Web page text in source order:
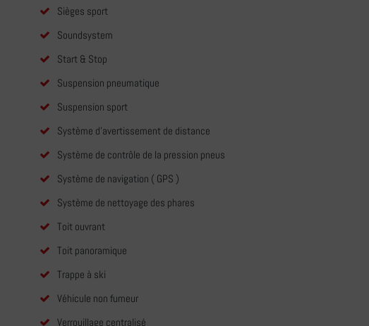
Sièges sport
Soundsystem
Start & Stop
Suspension pneumatique
Suspension sport
Système d'avertissement de distance
Système de contrôle de la pression pneus
Système de navigation ( GPS )
Système de nettoyage des phares
Toit ouvrant
Toit panoramique
Trappe à ski
Véhicule non fumeur
Verrouillage centralisé